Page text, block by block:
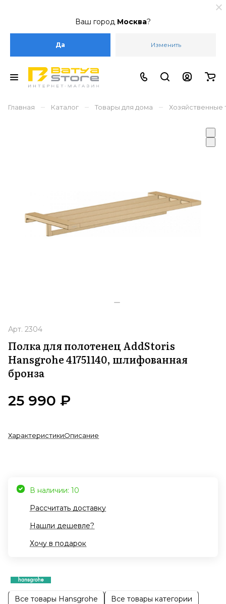
Ваш город Москва?
Да Изменить
Главная – Каталог – Товары для дома – Хозяйственные
Арт. 2304
Полка для полотенец AddStoris
Hansgrohe 41751140, шлифованная
бронза
25 990 ₽
ХарактеристикиОписание
В наличии: 10
Рассчитать доставку
Нашли дешевле?
Хочу в подарок
Все товары Hansgrohe Все товары категории